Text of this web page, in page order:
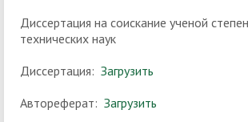
Диссертация на соискание ученой
технических наук
Диссертация: Загрузить
Автореферат: Загрузить